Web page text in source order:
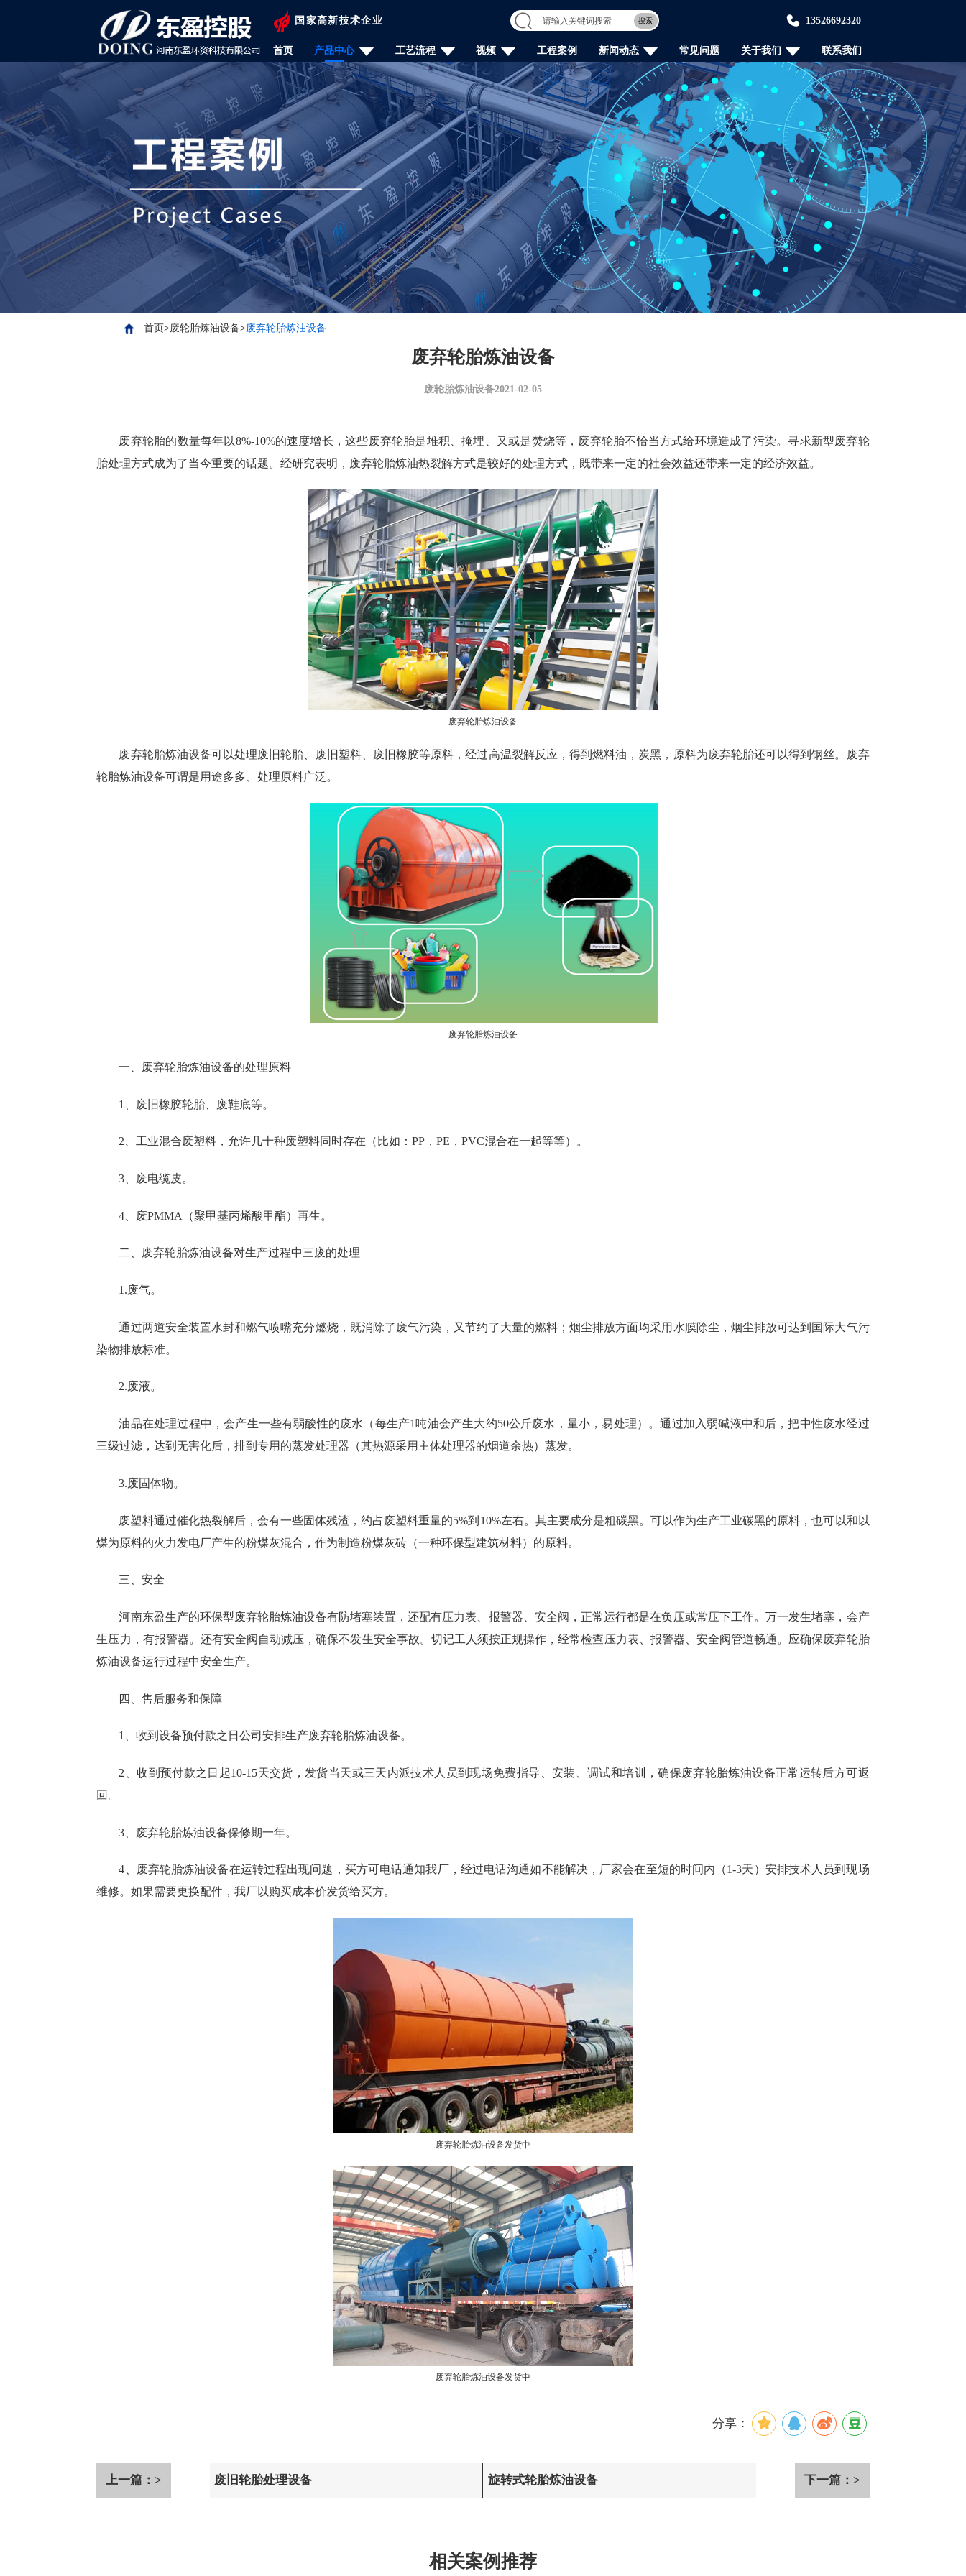
国家高新技术企业 搜索 13526692320
首页 产品中心 工艺流程 视频 工程案例 新闻动态 常见问题 关于我们 联系我们
首页>废轮胎炼油设备>废弃轮胎炼油设备
废弃轮胎炼油设备
废轮胎炼油设备2021-02-05
废弃轮胎的数量每年以8%-10%的速度增长，这些废弃轮胎是堆积、掩埋、又或是焚烧等，废弃轮胎不恰当方式给环境造成了污染。寻求新型废弃轮
胎处理方式成为了当今重要的话题。经研究表明，废弃轮胎炼油热裂解方式是较好的处理方式，既带来一定的社会效益还带来一定的经济效益。
废弃轮胎炼油设备
废弃轮胎炼油设备可以处理废旧轮胎、废旧塑料、废旧橡胶等原料，经过高温裂解反应，得到燃料油，炭黑，原料为废弃轮胎还可以得到钢丝。废弃
轮胎炼油设备可谓是用途多多、处理原料广泛。
废弃轮胎炼油设备
一、废弃轮胎炼油设备的处理原料
1、废旧橡胶轮胎、废鞋底等。
2、工业混合废塑料，允许几十种废塑料同时存在（比如：PP，PE，PVC混合在一起等等）。
3、废电缆皮。
4、废PMMA（聚甲基丙烯酸甲酯）再生。
二、废弃轮胎炼油设备对生产过程中三废的处理
1.废气。
通过两道安全装置水封和燃气喷嘴充分燃烧，既消除了废气污染，又节约了大量的燃料；烟尘排放方面均采用水膜除尘，烟尘排放可达到国际大气污
染物排放标准。
2.废液。
油品在处理过程中，会产生一些有弱酸性的废水（每生产1吨油会产生大约50公斤废水，量小，易处理）。通过加入弱碱液中和后，把中性废水经过
三级过滤，达到无害化后，排到专用的蒸发处理器（其热源采用主体处理器的烟道余热）蒸发。
3.废固体物。
废塑料通过催化热裂解后，会有一些固体残渣，约占废塑料重量的5%到10%左右。其主要成分是粗碳黑。可以作为生产工业碳黑的原料，也可以和以
煤为原料的火力发电厂产生的粉煤灰混合，作为制造粉煤灰砖（一种环保型建筑材料）的原料。
三、安全
河南东盈生产的环保型废弃轮胎炼油设备有防堵塞装置，还配有压力表、报警器、安全阀，正常运行都是在负压或常压下工作。万一发生堵塞，会产
生压力，有报警器。还有安全阀自动减压，确保不发生安全事故。切记工人须按正规操作，经常检查压力表、报警器、安全阀管道畅通。应确保废弃轮胎
炼油设备运行过程中安全生产。
四、售后服务和保障
1、收到设备预付款之日公司安排生产废弃轮胎炼油设备。
2、收到预付款之日起10-15天交货，发货当天或三天内派技术人员到现场免费指导、安装、调试和培训，确保废弃轮胎炼油设备正常运转后方可返
回。
3、废弃轮胎炼油设备保修期一年。
4、废弃轮胎炼油设备在运转过程出现问题，买方可电话通知我厂，经过电话沟通如不能解决，厂家会在至短的时间内（1-3天）安排技术人员到现场
维修。如果需要更换配件，我厂以购买成本价发货给买方。
废弃轮胎炼油设备发货中
废弃轮胎炼油设备发货中
分享：
上一篇：> 废旧轮胎处理设备 旋转式轮胎炼油设备 下一篇：>
相关案例推荐